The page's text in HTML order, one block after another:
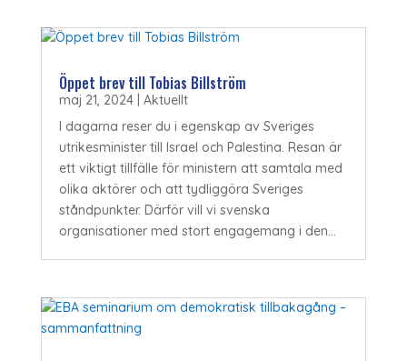
Öppet brev till Tobias Billström
maj 21, 2024| Aktuellt
I dagarna reser du i egenskap av Sveriges
utrikesminister till Israel och Palestina. Resan är
ett viktigt tillfälle för ministern att samtala med
olika aktörer och att tydliggöra Sveriges
ståndpunkter. Därför vill vi svenska
organisationer med stort engagemang i den...